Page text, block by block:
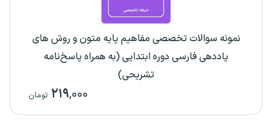
نمونه سوالات تخصصی مفاهیم پایه متون و روش های
یاددهی فارسی دوره ابتدایی (به همراه پاسخ‌نامه
تشریحی)
۲۱۹,۰۰۰ تومان